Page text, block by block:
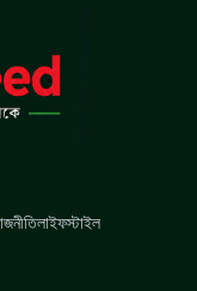
লাইফস্টাইল